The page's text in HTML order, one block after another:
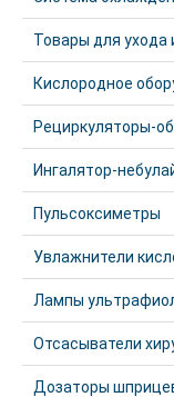
Товары для ухода
Кислородное
Рециркуляторы-
Ингалятор-
Пульсоксиметры
Увлажнители
Лампы
Отсасыватели
Дозаторы